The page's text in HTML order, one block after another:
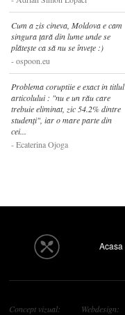
Cum a zis cineva, Moldova e cam
singura țară din lume unde se
plătește ca să nu se învețe :)
ospoon.eu
Problema coruptiie e exact in titlul
articolului : "nu e un rău care
trebuie eliminat, zic 54.2% dintre
studenți", iar o mare parte din
cei...
Ecaterina Ojoga
Acasa
Concept vizual:
Webdesign: